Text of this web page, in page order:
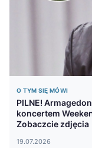
O TYM SIĘ MÓWI
PILNE!
koncertem
Zobaczcie zdjęcia
19.07.2026